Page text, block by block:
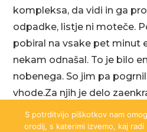
kompleksa, da vidi in ga
odpadke, listje ni moteče.
pobiral na vsake pet minut
nekam odnašal. To je bilo
nobenega. So jim pa
vhode.Za njih je delo
dokončali bodo po koncu
odidejo in ostanejo le
S potrditvijo piškotkov nam
orodij, s katerimi izvemo, kaj